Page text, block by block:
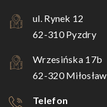
ul. Rynek 12
62-310 Pyzdry
Wrzesińska 17b
62-320 Miłosław
Telefon